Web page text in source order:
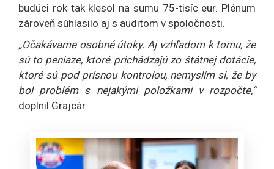
budúci rok tak klesol na sumu 75-tisíc eur. Plénum
zároveň súhlasilo aj s auditom v spoločnosti.
„Očakávame osobné útoky. Aj vzhľadom k tomu, že
sú to peniaze, ktoré prichádzajú zo štátnej dotácie,
ktoré sú pod prísnou kontrolou, nemyslím si, že by
bol problém s nejakými položkami v rozpočte,“
doplnil Grajcár.